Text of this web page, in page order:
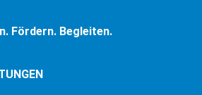
Fördern. Begleiten.